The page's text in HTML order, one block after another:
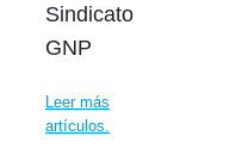
Sindicato
GNP
Leer más
artículos.